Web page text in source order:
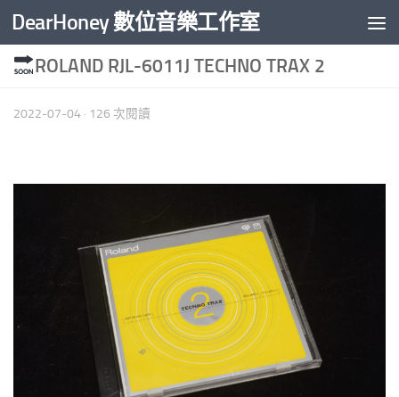
Skip to content
DearHoney 數位音樂工作室
ROLAND RJL-6011J TECHNO TRAX 2
2022-07-04 · 126 次閱讀